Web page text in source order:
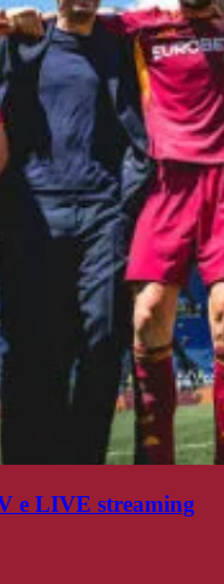
e LIVE streaming